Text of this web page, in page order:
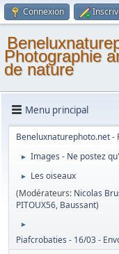
Connexion
Photographie
de nature
Menu principal
Beneluxnaturephoto.net
► Images - Ne postez
►
Les oiseaux
(Modérateurs: Nicolas
PITOUX56, Baussant)
►
Piafcrobaties - 16/03 -